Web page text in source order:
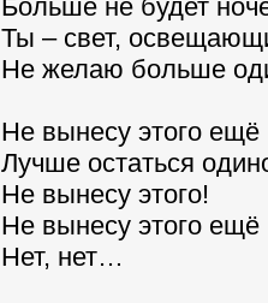
Больше не будет
Ты – свет,
Не желаю больше
Не вынесу этого ещё
Лучше остаться
Не вынесу этого!
Не вынесу этого ещё
Нет, нет…